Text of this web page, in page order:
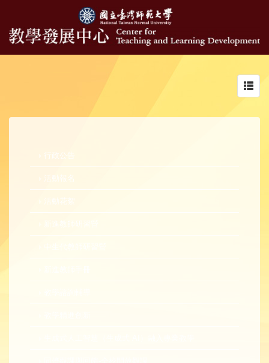
行政公告
活動報名
活動花絮
新進教師研習營